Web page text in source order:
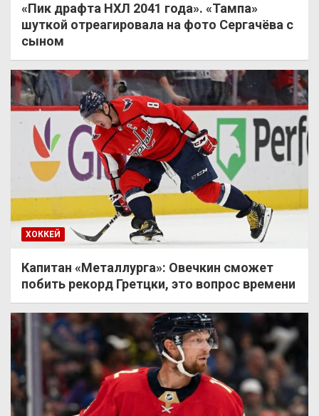
«Пик драфта НХЛ 2041 года». «Тампа»
шуткой отреагировала на фото Сергачёва с
сыном
ХОККЕЙ
Капитан «Металлурга»: Овечкин сможет
побить рекорд Гретцки, это вопрос времени